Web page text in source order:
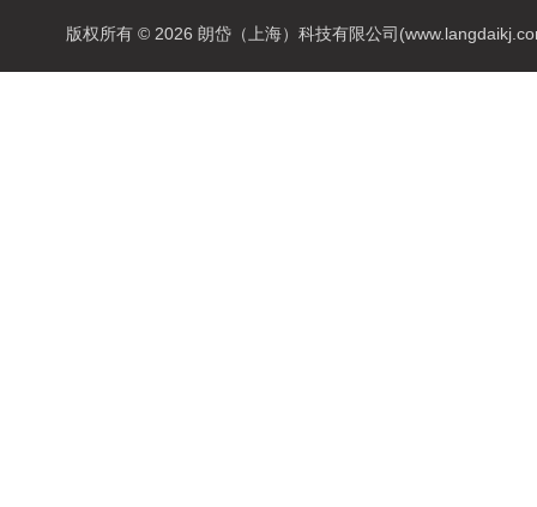
版权所有 © 2026 朗岱（上海）科技有限公司